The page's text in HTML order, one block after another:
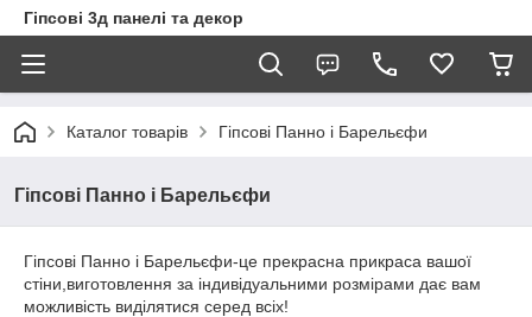
Гіпсові 3д панелі та декор
Каталог товарів Гіпсові Панно і Барельєфи
Гіпсові Панно і Барельєфи
Гіпсові Панно і Барельєфи-це прекрасна прикраса вашої
стіни,виготовлення за індивідуальними розмірами дає вам
можливість виділятися серед всіх!